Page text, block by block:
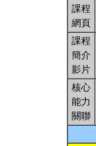
課程
網頁
課程
簡介
影片
核心
能力
關聯